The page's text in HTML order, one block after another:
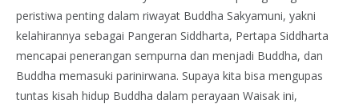
peristiwa penting dalam riwayat Buddha Sakyamuni, yakni
kelahirannya sebagai Pangeran Siddharta, Pertapa Siddharta
mencapai penerangan sempurna dan menjadi Buddha, dan
Buddha memasuki parinirwana. Supaya kita bisa mengupas
tuntas kisah hidup Buddha dalam perayaan Waisak ini,